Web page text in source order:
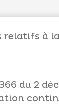
relatifs à
du 2